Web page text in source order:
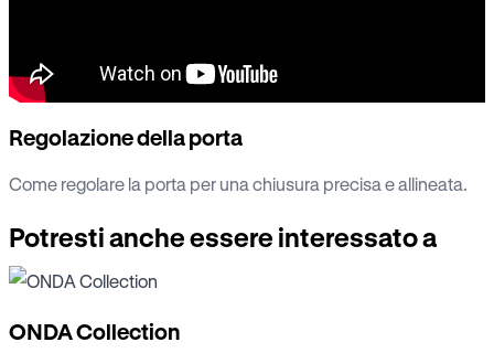
Regolazione della porta
Come regolare la porta per una chiusura precisa e allineata.
Potresti anche essere interessato a
ONDA Collection